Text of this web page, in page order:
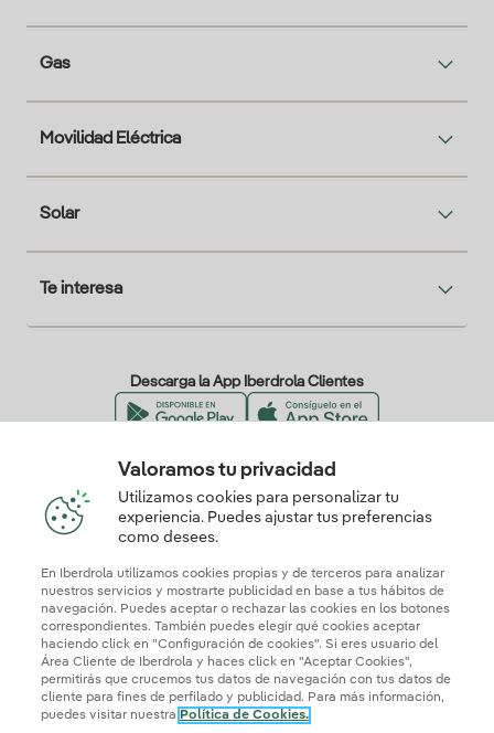
Gas
Movilidad Eléctrica
Solar
Te interesa
Descarga la App Iberdrola Clientes
Nuestros certificados de confianza
Mapa webInformación legal y Política de cookies
Valoramos tu privacidad
Utilizamos cookies para personalizar tu
experiencia. Puedes ajustar tus preferencias
como desees.
En Iberdrola utilizamos cookies propias y de terceros para analizar
nuestros servicios y mostrarte publicidad en base a tus hábitos de
navegación. Puedes aceptar o rechazar las cookies en los botones
correspondientes. También puedes elegir qué cookies aceptar
haciendo click en "Configuración de cookies". Si eres usuario del
Área Cliente de Iberdrola y haces click en "Aceptar Cookies",
permitirás que crucemos tus datos de navegación con tus datos de
cliente para fines de perfilado y publicidad. Para más información,
puedes visitar nuestra Política de Cookies.